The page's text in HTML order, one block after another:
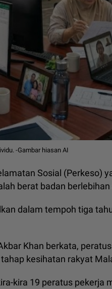
-Gambar hiasan AI
Sosial (Perkeso)
berat badan
dalam tempoh tiga
Khan berkata,
kesihatan rakyat
kira 19 peratus pekerja